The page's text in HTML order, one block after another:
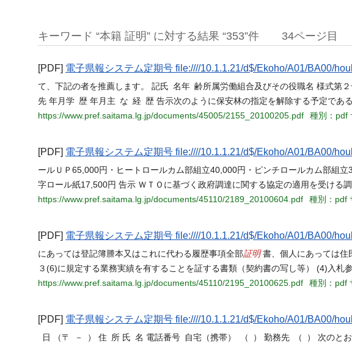
キーワード “本籍 証明” に対する結果 “353”件 34ページ目
[PDF] 電子県報システム定期号 file:////10.1.1.21/d$/Ekoho/A01/BA00/
て、下記の者を推薦します。 記氏 名年 齢所属労働組合及びその役職名 様式第
先 年月学 歴 年月主 な 経 歴 告示次のように保安林の指定を解除する予定であ
https://www.pref.saitama.lg.jp/documents/45005/2155_20100205.pdf
種別：pdf
[PDF] 電子県報システム定期号 file:////10.1.1.21/d$/Ekoho/A01/BA00/
ールＵＰ65,000円・ヒートロールカム部組立40,000円・ピンチロールカム部組
字ロール紙17,500円 告示 ＷＴＯに基づく政府調達に関する協定の適用を受ける
https://www.pref.saitama.lg.jp/documents/45110/2189_20100604.pdf
種別：pdf
[PDF] 電子県報システム定期号 file:////10.1.1.21/d$/Ekoho/A01/BA00/
にあっては登記簿謄本又はこれに代わる履歴事項全部証明書、個人にあっては住
３(6)に規定する業務実績を有することを証する書類（契約書の写し等） (4)入札
https://www.pref.saitama.lg.jp/documents/45110/2195_20100625.pdf
種別：pdf
[PDF] 電子県報システム定期号 file:////10.1.1.21/d$/Ekoho/A01/BA00/
日 （〒 － ） 住 所 氏 名 電話番号 自宅（携帯） （ ） 勤務先 （ ） 次のとお